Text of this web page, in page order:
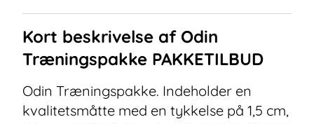
Kort beskrivelse af Odin
Træningspakke PAKKETILBUD
Odin Træningspakke. Indeholder en
kvalitetsmåtte med en tykkelse på 1,5 cm,